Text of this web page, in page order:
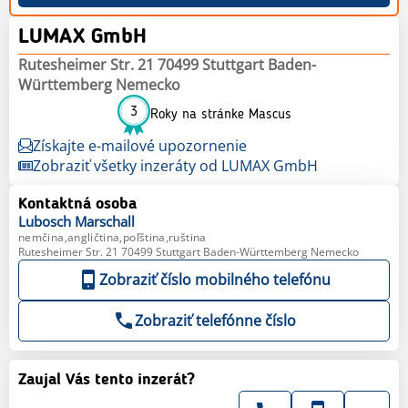
LUMAX GmbH
Rutesheimer Str. 21 70499 Stuttgart Baden-
Württemberg Nemecko
3 Roky na stránke Mascus
Získajte e-mailové upozornenie
Zobraziť všetky inzeráty od LUMAX GmbH
Kontaktná osoba
Lubosch Marschall
nemčina,angličtina,poľština,ruština
Rutesheimer Str. 21 70499 Stuttgart Baden-Württemberg Nemecko
Zobraziť číslo mobilného telefónu
Zobraziť telefónne číslo
Zaujal Vás tento inzerát?